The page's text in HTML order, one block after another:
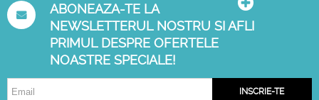
ABONEAZA-TE LA
NEWSLETTERUL NOSTRU SI AFLI
PRIMUL DESPRE OFERTELE
NOASTRE SPECIALE!
INSCRIE-TE